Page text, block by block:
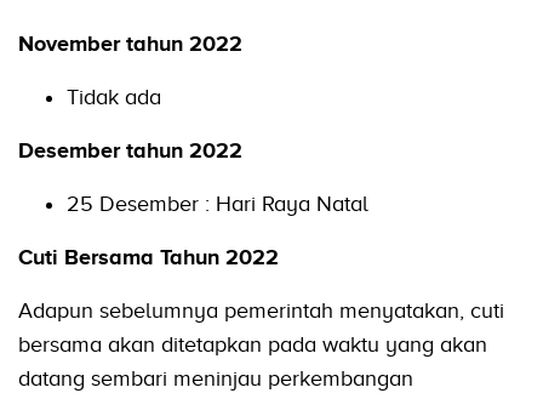
November tahun 2022
Tidak ada
Desember tahun 2022
25 Desember : Hari Raya Natal
Cuti Bersama Tahun 2022
Adapun sebelumnya pemerintah menyatakan, cuti
bersama akan ditetapkan pada waktu yang akan
datang sembari meninjau perkembangan